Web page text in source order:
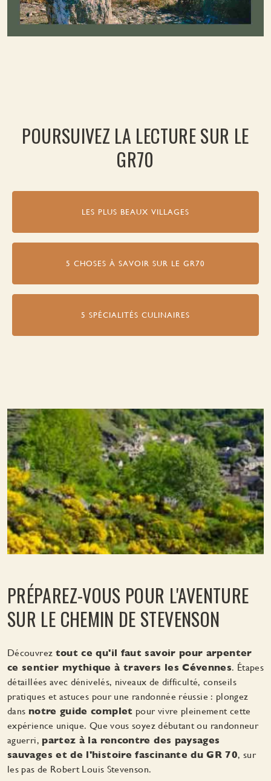
POURSUIVEZ LA LECTURE SUR LE
GR70
LES PLUS BEAUX VILLAGES
5 CHOSES À SAVOIR SUR LE GR70
5 SPÉCIALITÉS CULINAIRES
PRÉPAREZ-VOUS POUR L'AVENTURE
SUR LE CHEMIN DE STEVENSON
Découvrez tout ce qu'il faut savoir pour arpenter
ce sentier mythique à travers les Cévennes. Étapes
détaillées avec dénivelés, niveaux de difficulté, conseils
pratiques et astuces pour une randonnée réussie : plongez
dans notre guide complet pour vivre pleinement cette
expérience unique. Que vous soyez débutant ou randonneur
aguerri, partez à la rencontre des paysages
sauvages et de l'histoire fascinante du GR 70, sur
les pas de Robert Louis Stevenson.